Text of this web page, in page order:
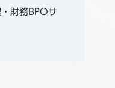
財務BPOサ